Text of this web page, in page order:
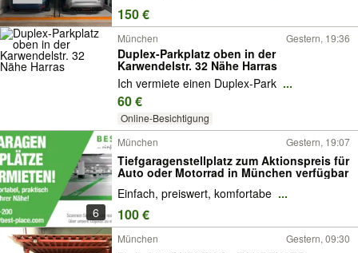
Anzeige aufgeben
150 €
München Gestern, 19:36
Duplex-Parkplatz oben in der
Karwendelstr. 32 Nähe Harras
Ich vermiete einen Duplex-Park ...
60 €
Online-Besichtigung
6
München Gestern, 19:07
Tiefgaragenstellplatz zum Aktionspreis für
Auto oder Motorrad in München verfügbar
Einfach, preiswert, komfortabe ...
100 €
München Gestern, 09:30